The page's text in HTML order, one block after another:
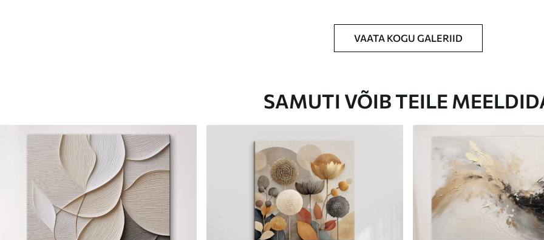
VAATA KOGU GALERIID
SAMUTI VÕIB TEILE